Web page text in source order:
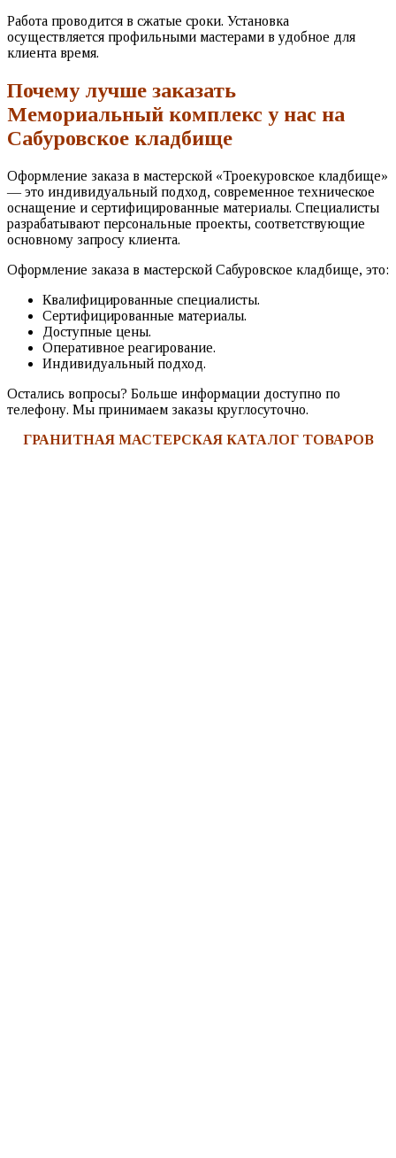
Работа проводится в сжатые сроки. Установка
осуществляется профильными мастерами в удобное для
клиента время.
Почему лучше заказать
Мемориальный комплекс у нас на
Сабуровское кладбище
Оформление заказа в мастерской «Троекуровское кладбище»
— это индивидуальный подход, современное техническое
оснащение и сертифицированные материалы. Специалисты
разрабатывают персональные проекты, соответствующие
основному запросу клиента.
Оформление заказа в мастерской Сабуровское кладбище, это:
Квалифицированные специалисты.
Сертифицированные материалы.
Доступные цены.
Оперативное реагирование.
Индивидуальный подход.
Остались вопросы? Больше информации доступно по
телефону. Мы принимаем заказы круглосуточно.
ГРАНИТНАЯ МАСТЕРСКАЯ КАТАЛОГ ТОВАРОВ